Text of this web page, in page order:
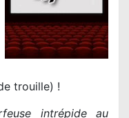
trouille) !
intrépide au